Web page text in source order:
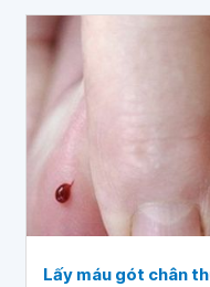
Lấy máu gót chân